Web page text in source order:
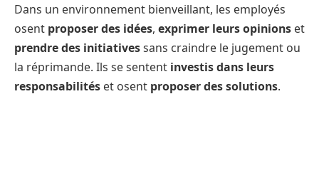
Dans un environnement bienveillant, les employés
osent proposer des idées, exprimer leurs opinions et
prendre des initiativessans craindre le jugement ou
la réprimande. Ils se sentent investis dans leurs
responsabilités et osent proposer des solutions.